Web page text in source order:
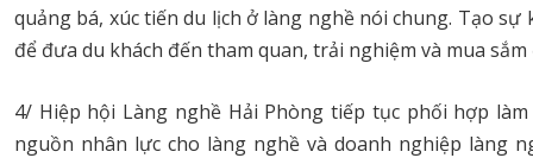
quảng bá, xúc tiến du lịch ở làng nghề nói chung. Tạo
để đưa du khách đến tham quan, trải nghiệm và mua
4/ Hiệp hội Làng nghề Hải Phòng tiếp tục phối hợp
nguồn nhân lực cho làng nghề và doanh nghiệp làng